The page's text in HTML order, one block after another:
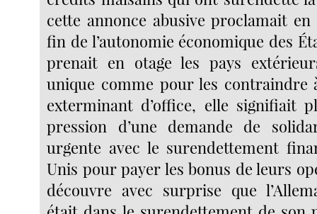
cette annonce abusive proclamait
fin de l’autonomie économique des
prenait en otage les pays
unique comme pour les contraindre
exterminant d’office, elle signifiait
pression d’une demande de
urgente avec le surendettement
Unis pour payer les bonus de leurs
découvre avec surprise que